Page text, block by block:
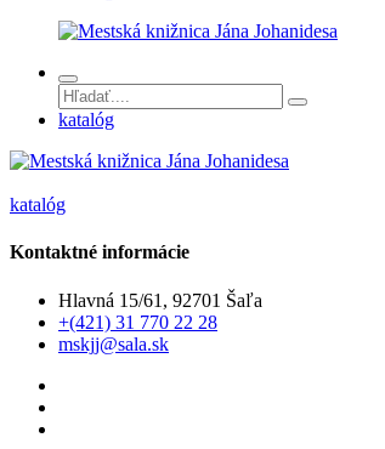
katalóg
katalóg
Kontaktné informácie
Hlavná 15/61, 92701 Šaľa
+(421) 31 770 22 28
mskjj@sala.sk